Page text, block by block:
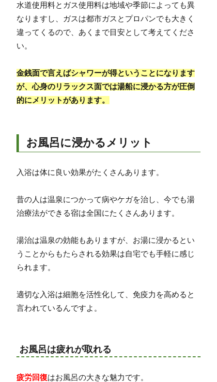
水道使用料とガス使用料は地域や季節によっても異
なりますし、ガスは都市ガスとプロパンでも大きく
違ってくるので、あくまで目安として考えてくださ
い。
金銭面で言えばシャワーが得ということになります
が、心身のリラックス面では湯船に浸かる方が圧倒
的にメリットがあります。
お風呂に浸かるメリット
入浴は体に良い効果がたくさんあります。
昔の人は温泉につかって病やケガを治し、今でも湯
治療法ができる宿は全国にたくさんあります。
湯治は温泉の効能もありますが、お湯に浸かるとい
うことからもたらされる効果は自宅でも手軽に感じ
られます。
適切な入浴は細胞を活性化して、免疫力を高めると
言われているんですよ。
お風呂は疲れが取れる
疲労回復はお風呂の大きな魅力です。